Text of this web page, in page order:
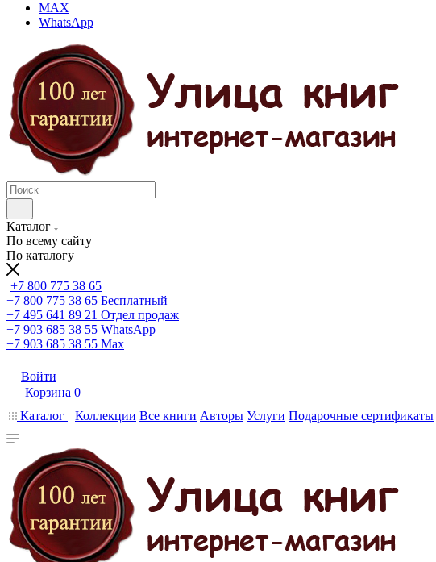
MAX
WhatsApp
Каталог
По всему сайту
По каталогу
+7 800 775 38 65
+7 800 775 38 65 Бесплатный
+7 495 641 89 21 Отдел продаж
+7 903 685 38 55 WhatsApp
+7 903 685 38 55 Max
Войти
Корзина 0
Каталог
Коллекции Все книги Авторы Услуги Подарочные сертификаты